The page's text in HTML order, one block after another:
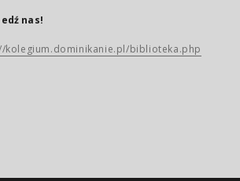
nas!
kolegium.dominikanie.pl/biblioteka.php